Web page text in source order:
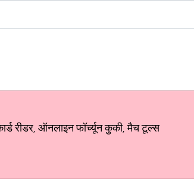
रीडर, ऑनलाइन फॉर्च्यून कुकी, मैच टूल्स